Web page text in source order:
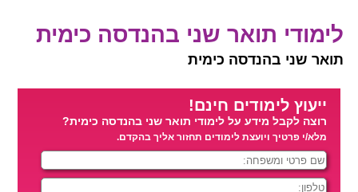
לימודי תואר שני בהנדסה כימית
תואר שני בהנדסה כימית
ייעוץ לימודים חינם!
רוצה לקבל מידע על לימודי תואר שני בהנדסה כימית?
מלא/י פרטיך ויועצת לימודים תחזור אליך בהקדם.